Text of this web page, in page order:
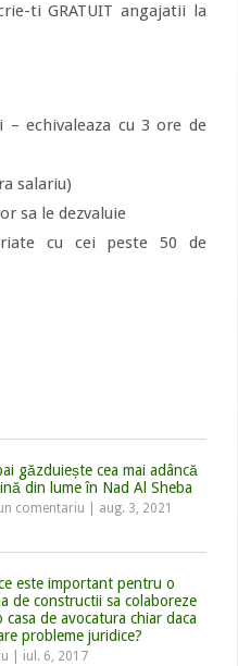
ti GRATUIT angajatii la
echivaleaza cu 3 ore de
salariu)
sa le dezvaluie
cu cei peste 50 de
găzduiește cea mai adâncă
din lume în Nad Al Sheba
comentariu aug. 3, 2021
este important pentru o
de constructii sa colaboreze
casa de avocatura chiar daca
probleme juridice?
iul. 6, 2017